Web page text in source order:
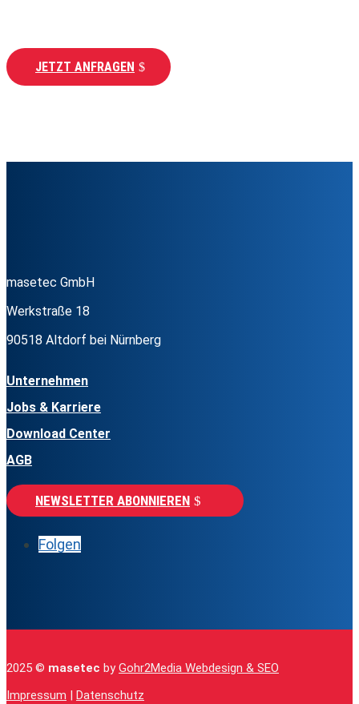
JETZT ANFRAGEN
masetec GmbH
Werkstraße 18
90518 Altdorf bei Nürnberg
Unternehmen
Jobs & Karriere
Download Center
AGB
NEWSLETTER ABONNIEREN
Folgen
2025 © masetec byGohr2Media Webdesign & SEO
Impressum | Datenschutz